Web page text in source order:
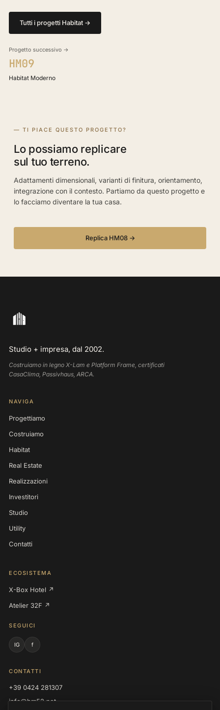
Tutti i progetti Habitat →
Progetto successivo →
HM09
Habitat Moderno
— TI PIACE QUESTO PROGETTO?
Lo possiamo replicare
sul tuo terreno.
Adattamenti dimensionali, varianti di finitura, orientamento,
integrazione con il contesto. Partiamo da questo progetto e
lo facciamo diventare la tua casa.
Replica HM08 →
Studio + impresa, dal 2002.
Costruiamo in legno X-Lam e Platform Frame, certificati
CasaClima, Passivhaus, ARCA.
NAVIGA
Progettiamo
Costruiamo
Habitat
Real Estate
Realizzazioni
Investitori
Studio
Utility
Contatti
ECOSISTEMA
X-Box Hotel ↗
Atelier 32F ↗
SEGUICI
IG f
CONTATTI
+39 0424 281307
info@hm52.net